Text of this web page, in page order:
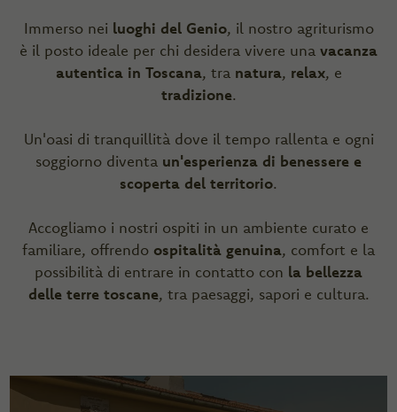
Immerso nei luoghi del Genio, il nostro agriturismo
è il posto ideale per chi desidera vivere una vacanza
autentica in Toscana, tra natura, relax, e
tradizione.
Un'oasi di tranquillità dove il tempo rallenta e ogni
soggiorno diventa un'esperienza di benessere e
scoperta del territorio.
Accogliamo i nostri ospiti in un ambiente curato e
familiare, offrendo ospitalità genuina, comfort e la
possibilità di entrare in contatto con la bellezza
delle terre toscane, tra paesaggi, sapori e cultura.